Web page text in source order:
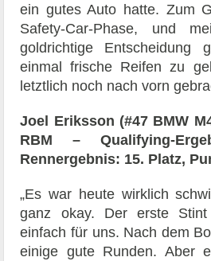
ein gutes Auto hatte. Zum
Safety-Car-Phase, und
goldrichtige Entscheidung
einmal frische Reifen zu
letztlich noch nach vorn
Joel Eriksson (#47 BMW
RBM – Qualifying-
Rennergebnis: 15. Platz,
„Es war heute wirklich
ganz okay. Der erste
einfach für uns. Nach dem
einige gute Runden. Aber